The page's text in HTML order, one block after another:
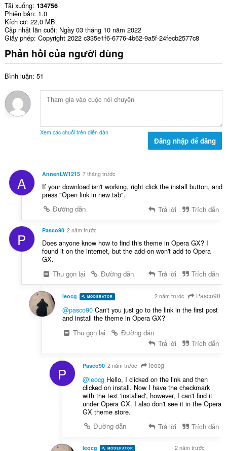
Tải xuống 134756
Phiên bản 1.0
Kích cỡ 22,0 MB
Cập nhật lần cuối Ngày 03 tháng 10 năm 2022
Giấy phép Copyright 2022 c335e1f6-6776-4b62-9a5f-24fecb2577c8
Phản hồi của người dùng
Bình luận: 51
Xem các chuỗi trên diễn đàn
Đăng nhập để đăng
A AnnenLW1215 7 tháng trước
If your download isn't working, right click the install button, and
press "Open link in new tab".
Đường dẫn
Trả lời Trích dẫn
P Pasco90 2 năm trước
Does anyone know how to find this theme in Opera GX? I
found it on the internet, but the add-on won't add to Opera
GX.
Thu gọn lại
Đường dẫn Trả lời Trích dẫn
leocg MODERATOR 2 năm trước Pasco90
@pasco90Can't you just go to the link in the first post
and install the theme in Opera GX?
Thu gọn lại
Đường dẫn
Trả lời
Trích dẫn
P Pasco90 2 năm trước leocg
@leocgHello, I clicked on the link and then
clicked on install. Now I have the checkmark
with the text 'installed', however, I can't find it
under Opera GX. I also don't see it in the Opera
GX theme store.
Đường dẫn
Trả lời Trích dẫn
leocg MODERATOR 2 năm trước